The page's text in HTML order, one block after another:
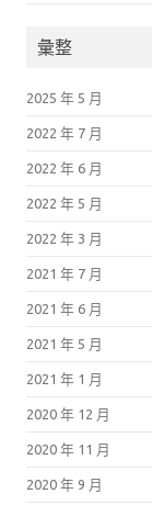
彙整
2025 年 5 月
2022 年 7 月
2022 年 6 月
2022 年 5 月
2022 年 3 月
2021 年 7 月
2021 年 6 月
2021 年 5 月
2021 年 1 月
2020 年 12 月
2020 年 11 月
2020 年 9 月